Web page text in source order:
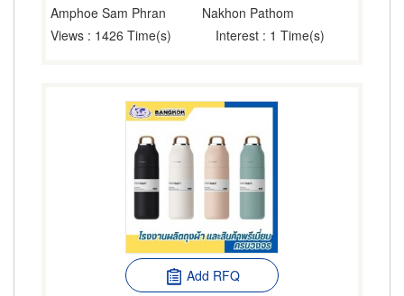
Amphoe Sam Phran
Nakhon Pathom
Views : 1426 Time(s) Interest : 1 Time(s)
Add RFQ